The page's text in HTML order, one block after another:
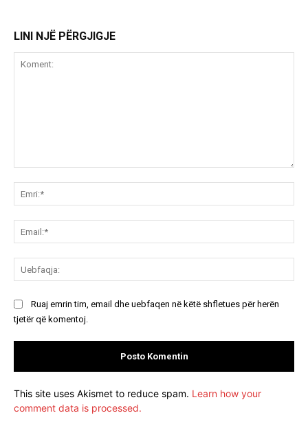
LINI NJË PËRGJIGJE
Ruaj emrin tim, email dhe uebfaqen në këtë shfletues për herën
tjetër që komentoj.
This site uses Akismet to reduce spam. Learn how your
comment data is processed.